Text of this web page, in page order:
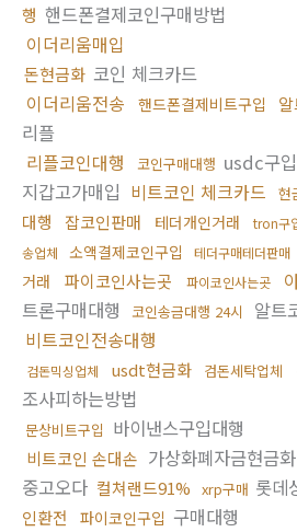
행 핸드폰결제코인구매방법
이더리움매입
돈현금화 코인 체크카드
이더리움전송
핸드폰결제비트구입
리플
리플코인대행
코인구매대행 usdc구
지갑고가매입 비트코인 체크카드 현
대행
잡코인판매 테더개인거래 tron구
송업체
소액결제코인구입 테더구매테더판매
거래
파이코인사는곳 파이코인사는곳
트론구매대행
코인송금대행 24시
알트
비트코인전송대행
검돈믹싱업체 usdt현금화 검돈세탁업체
조사피하는방법
문상비트구입 바이낸스구입대행
비트코인 손대손 가상화폐자금현금화
중고오다 컬쳐랜드91% xrp구매 롯데
인환전
파이코인구입 구매대행